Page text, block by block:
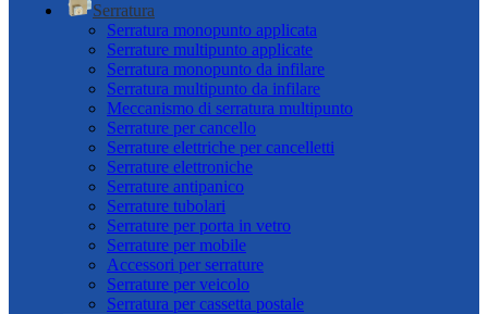
Serratura
Serratura monopunto applicata
Serrature multipunto applicate
Serratura monopunto da infilare
Serratura multipunto da infilare
Meccanismo di serratura multipunto
Serrature per cancello
Serrature elettriche per cancelletti
Serrature elettroniche
Serrature antipanico
Serrature tubolari
Serrature per porta in vetro
Serrature per mobile
Accessori per serrature
Serrature per veicolo
Serratura per cassetta postale